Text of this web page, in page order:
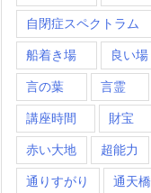
自閉症スペクトラム
船着き場 良い場
言の葉 言霊
講座時間 財宝
赤い大地 超能力
通りすがり 通天橋